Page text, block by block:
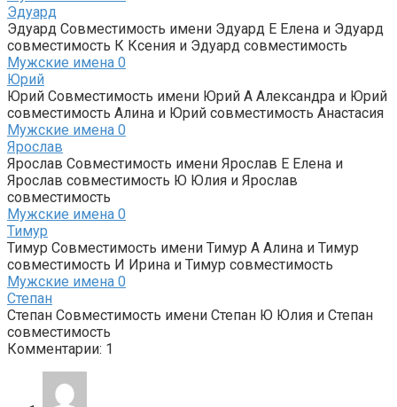
Эдуард
Эдуард Совместимость имени Эдуард Е Елена и Эдуард
совместимость К Ксения и Эдуард совместимость
Мужские имена 0
Юрий
Юрий Совместимость имени Юрий А Александра и Юрий
совместимость Алина и Юрий совместимость Анастасия
Мужские имена 0
Ярослав
Ярослав Совместимость имени Ярослав Е Елена и
Ярослав совместимость Ю Юлия и Ярослав
совместимость
Мужские имена 0
Тимур
Тимур Совместимость имени Тимур А Алина и Тимур
совместимость И Ирина и Тимур совместимость
Мужские имена 0
Степан
Степан Совместимость имени Степан Ю Юлия и Степан
совместимость
Комментарии: 1